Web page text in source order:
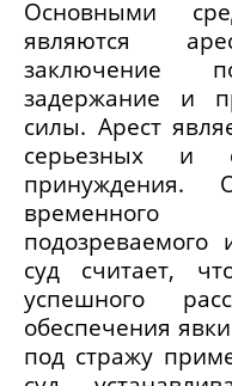
Основными
являются
заключение
задержание и
силы. Арест
серьезных и
принуждения.
временного
подозреваемого
суд считает,
успешного
обеспечения
под стражу